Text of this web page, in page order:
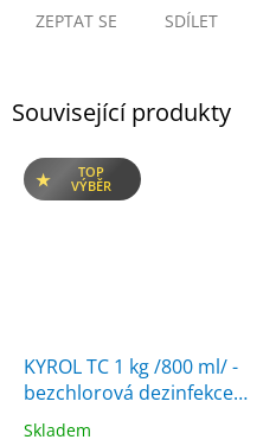
ZEPTAT SE SDÍLET
Související produkty
TOP
VÝBĚR
KYROL TC 1 kg /800 ml/ -
bezchlorová dezinfekce
vody
Průměrné
Skladem